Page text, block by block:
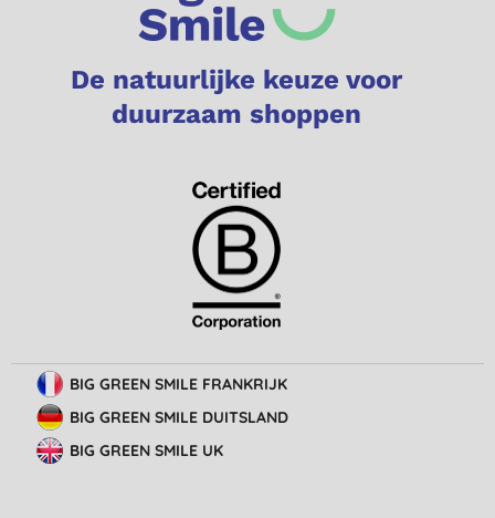
De natuurlijke keuze voor
duurzaam shoppen
BIG GREEN SMILE FRANKRIJK
BIG GREEN SMILE DUITSLAND
BIG GREEN SMILE UK